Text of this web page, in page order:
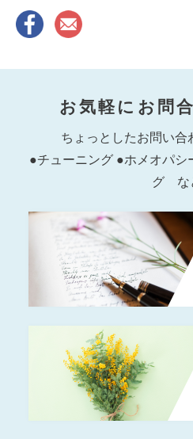
お気軽にお問
ちょっとしたお問い合
●チューニング ●ホメオパシ
グ な